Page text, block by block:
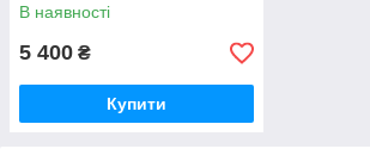
В наявності
5 400 ₴
Купити